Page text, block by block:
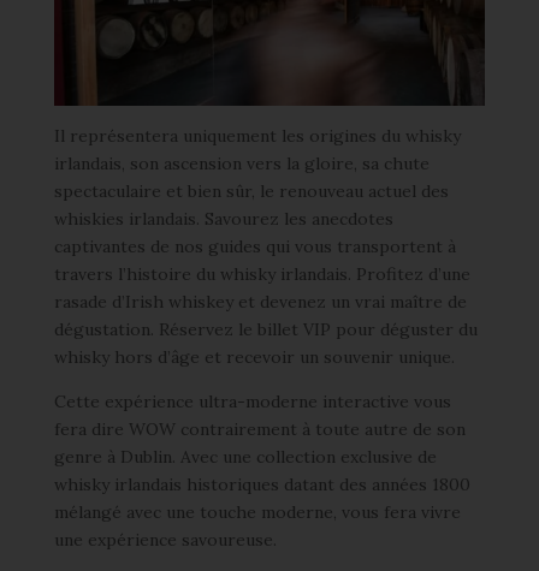
Il représentera uniquement les origines du whisky
irlandais, son ascension vers la gloire, sa chute
spectaculaire et bien sûr, le renouveau actuel des
whiskies irlandais. Savourez les anecdotes
captivantes de nos guides qui vous transportent à
travers l’histoire du whisky irlandais. Profitez d’une
rasade d’Irish whiskey et devenez un vrai maître de
dégustation. Réservez le billet VIP pour déguster du
whisky hors d’âge et recevoir un souvenir unique.
Cette expérience ultra-moderne interactive vous
fera dire WOW contrairement à toute autre de son
genre à Dublin. Avec une collection exclusive de
whisky irlandais historiques datant des années 1800
mélangé avec une touche moderne, vous fera vivre
une expérience savoureuse.